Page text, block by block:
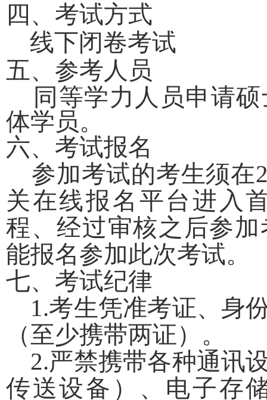
四、考试方式
线下闭卷考试
五、参考人员
同等学力人员申请硕
体学员。
六、考试报名
参加考试的考生须在
关在线报名平台进
程、经过审核之后参
能报名参加此次考试。
七、考试纪律
1.考生凭准考证、身
（至少携带两证）。
2.严禁携带各种通讯
传送设备）、电子存